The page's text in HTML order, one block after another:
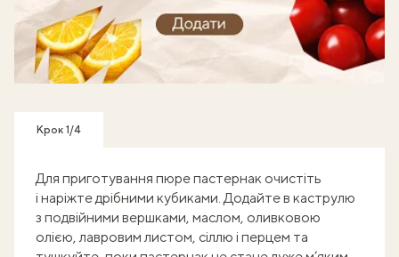
Крок 1/4
Для приготування пюре пастернак очистіть
і наріжте дрібними кубиками. Додайте в каструлю
з подвійними вершками, маслом, оливковою
олією, лавровим листом, сіллю і перцем та